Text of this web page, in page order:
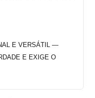
E VERSÁTIL —
E EXIGE O